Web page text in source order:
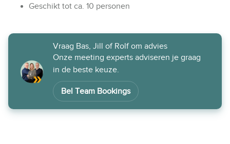
Geschikt tot ca. 10 personen
Vraag Bas, Jill of Rolf om advies
Onze meeting experts adviseren je graag
in de beste keuze.
Bel Team Bookings